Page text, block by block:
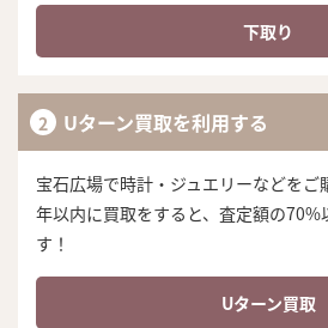
下取り
Uターン買取を利用する
宝石広場で時計・ジュエリーなどをご
年以内に買取をすると、査定額の70%
す！
Uターン買取